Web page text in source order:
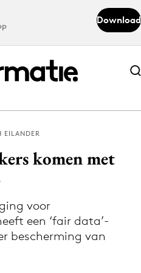
Download
Abonneer nu
Abonneer nu
via de Adformatie
app
EILANDER
komen met
voor
een ‘fair data’-
bescherming van